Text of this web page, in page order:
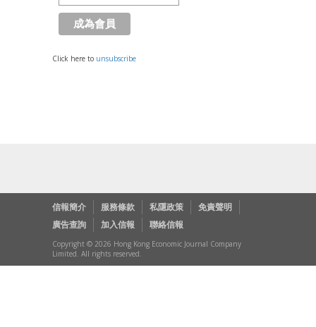
Click here to unsubscribe
信報簡介 服務條款 私隱政策
免責聲明
廣告查詢
加入信報 聯絡信報
Copyright © 2026 Hong Kong Economic Journal Company
Limited. All rights reserved.